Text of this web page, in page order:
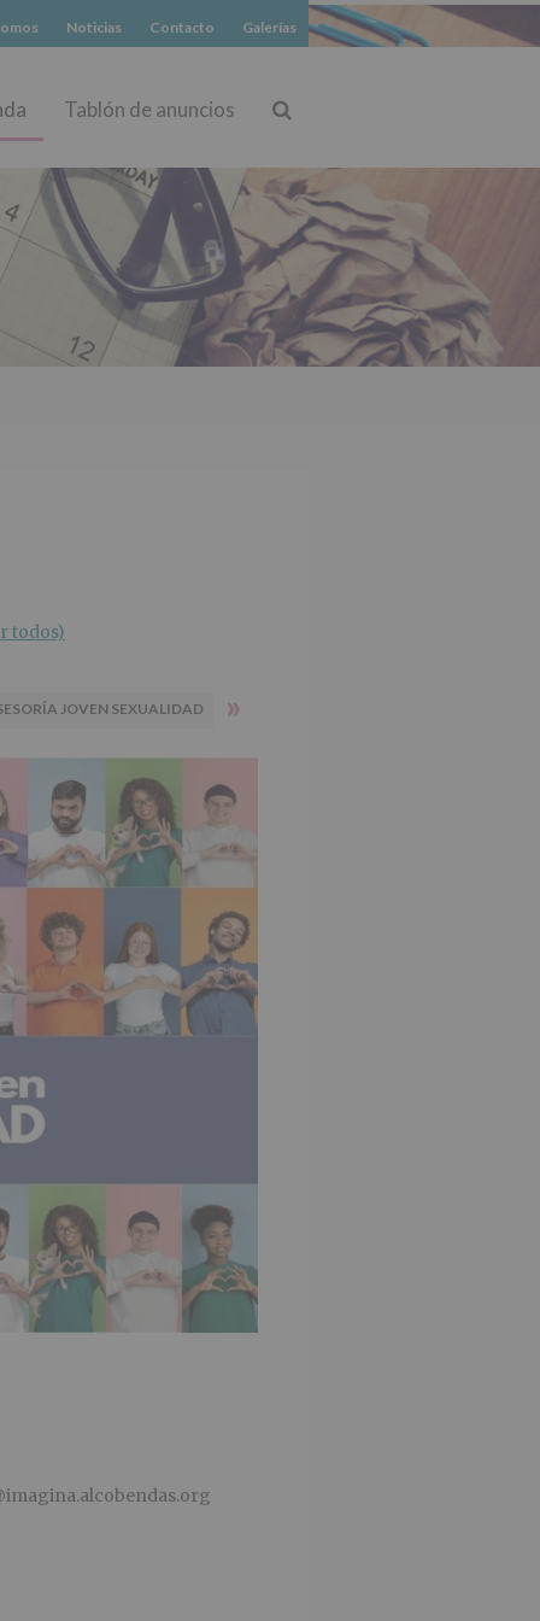
Noticias Contacto Galerías
Tablón de anuncios
todos)
JOVEN SEXUALIDAD »